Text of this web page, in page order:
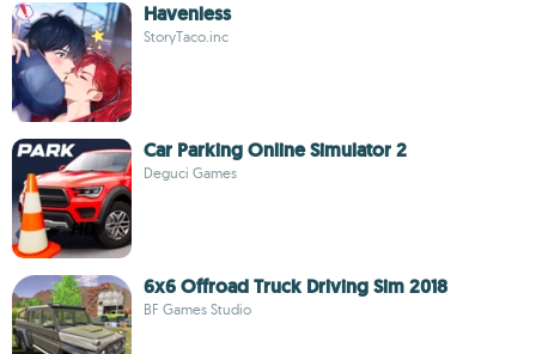
Havenless
StoryTaco.inc
Car Parking Online Simulator 2
Deguci Games
6x6 Offroad Truck Driving Sim 2018
BF Games Studio